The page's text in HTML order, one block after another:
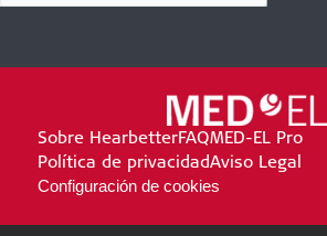
Sobre HearbetterFAQMED-EL Pro
Política de privacidadAviso Legal
Configuración de cookies